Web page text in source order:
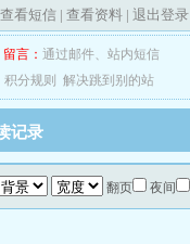
查看短信 | 查看资料 | 退出登录
留言： 通过邮件、 站内短信
积分规则
解决跳到别的站
记录
翻页 夜间